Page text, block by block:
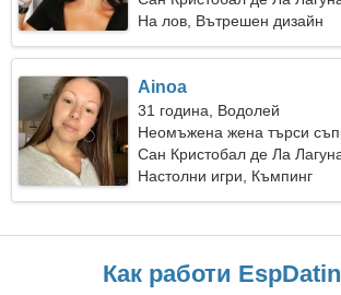
На лов, Вътрешен дизайн
Ainoa
31 година, Водолей
Неомъжена жена търси
Сан Кристобал де Ла
Настолни игри, Къмпинг
Как работи